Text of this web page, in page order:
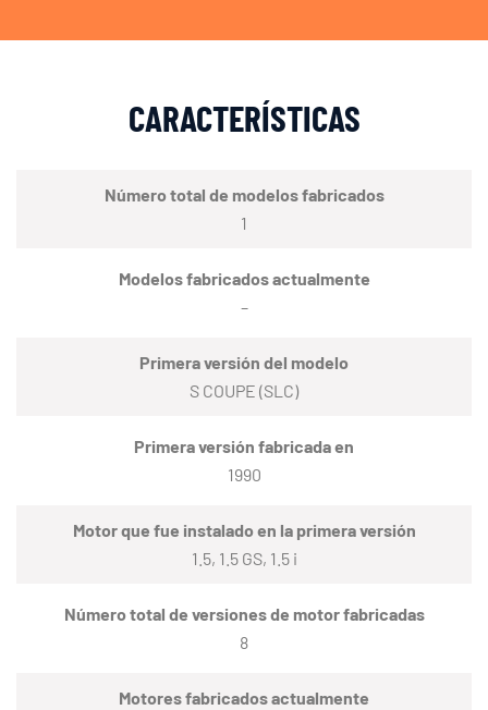
CARACTERÍSTICAS
Número total de modelos fabricados
1
Modelos fabricados actualmente
–
Primera versión del modelo
S COUPE (SLC)
Primera versión fabricada en
1990
Motor que fue instalado en la primera versión
1.5, 1.5 GS, 1.5 i
Número total de versiones de motor fabricadas
8
Motores fabricados actualmente